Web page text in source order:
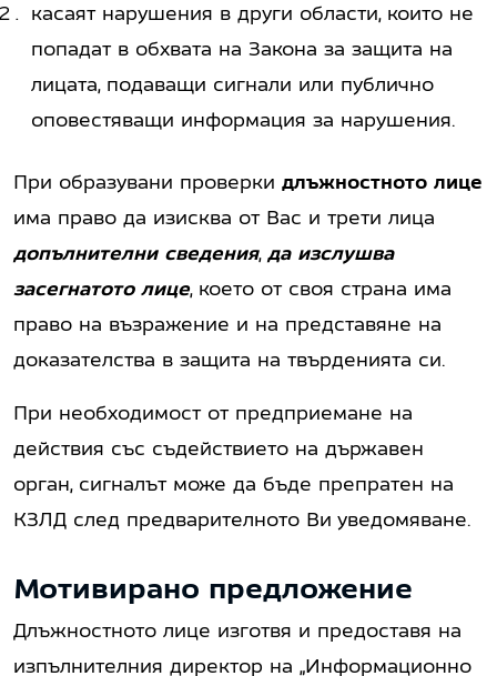
касаят нарушения в други области, които не
попадат в обхвата на Закона за защита на
лицата, подаващи сигнали или публично
оповестяващи информация за нарушения.
При образувани проверки длъжностното лице
има право да изисква от Вас и трети лица
допълнителни сведения, да изслушва
засегнатото лице, което от своя страна има
право на възражение и на представяне на
доказателства в защита на твърденията си.
При необходимост от предприемане на
действия със съдействието на държавен
орган, сигналът може да бъде препратен на
КЗЛД след предварителното Ви уведомяване.
Мотивирано предложение
Длъжностното лице изготвя и предоставя на
изпълнителния директор на „Информационно